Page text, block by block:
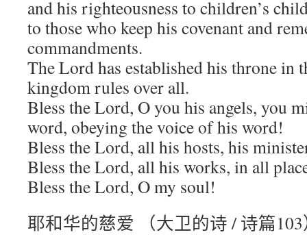
and his righteousness to children’s
to those who keep his covenant and
commandments.
The Lord has established his throne in
kingdom rules over all.
Bless the Lord, O you his angels, you
word, obeying the voice of his word!
Bless the Lord, all his hosts, his
Bless the Lord, all his works, in all
Bless the Lord, O my soul!
耶和华的慈爱 （大卫的诗 / 诗篇